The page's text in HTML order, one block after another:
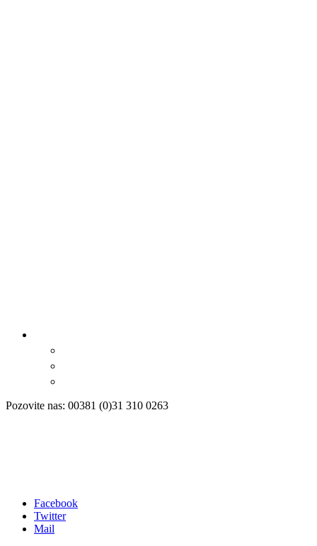
Pozovite nas: 00381 (0)31 310 0263
Facebook
Twitter
Mail